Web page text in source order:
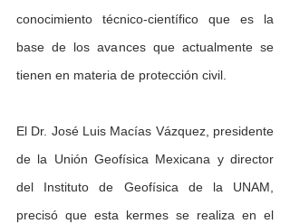
conocimiento técnico-científico que es la
base de los avances que actualmente se
tienen en materia de protección civil.
El Dr. José Luis Macías Vázquez, presidente
de la Unión Geofísica Mexicana y director
del Instituto de Geofísica de la UNAM,
precisó que esta kermes se realiza en el